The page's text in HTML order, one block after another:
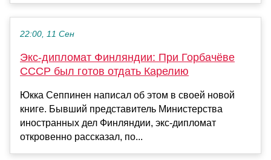
22:00, 11 Сен
Экс-дипломат Финляндии: При Горбачёве
СССР был готов отдать Карелию
Юкка Сеппинен написал об этом в своей новой
книге. Бывший представитель Министерства
иностранных дел Финляндии, экс-дипломат
откровенно рассказал, по...